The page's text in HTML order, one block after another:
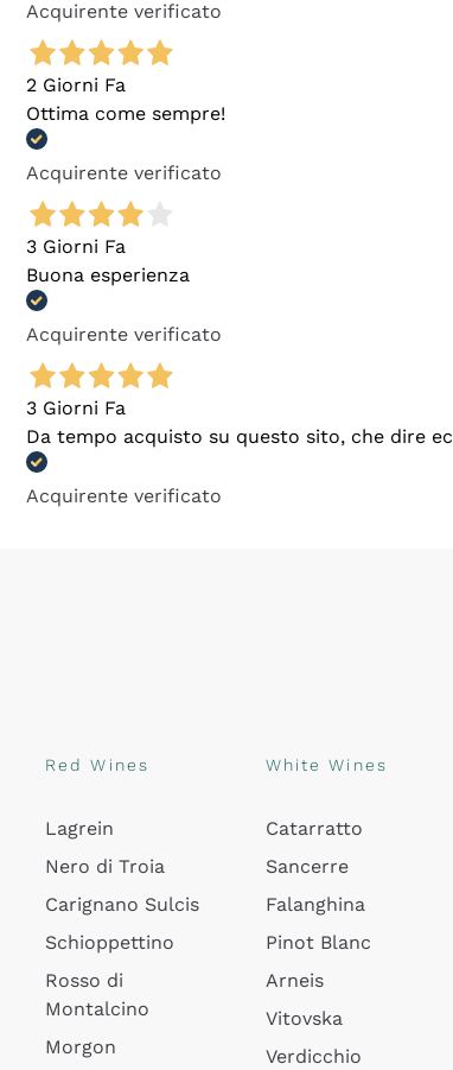
Acquirente verificato
2 Giorni Fa
Ottima come sempre!
Acquirente verificato
3 Giorni Fa
Buona esperienza
Acquirente verificato
3 Giorni Fa
Da tempo acquisto su questo sito, che dire
Acquirente verificato
Red Wines
Lagrein
Nero di Troia
Carignano Sulcis
Schioppettino
Rosso di
Montalcino
Morgon
White Wines
Catarratto
Sancerre
Falanghina
Pinot Blanc
Arneis
Vitovska
Verdicchio